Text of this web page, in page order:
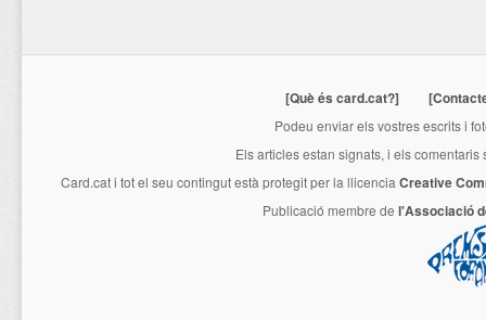
[Què és card.cat?]
Podeu enviar els vostres escrits i
Els articles estan signats, i els
Card.cati tot el seu contingut està protegit per la llicencia Creative
Publicació membre de l'Associació